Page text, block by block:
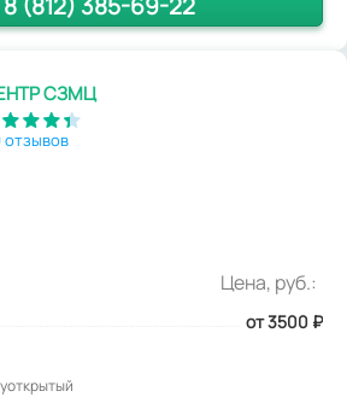
СЗМЦ
отзывов
Цена, руб.:
от 3500 ₽